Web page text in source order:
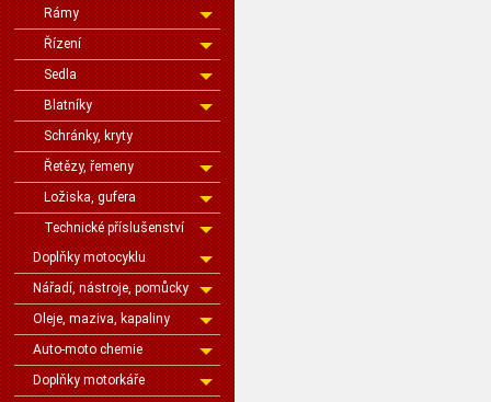
Rámy
Řízení
Sedla
Blatníky
Schránky, kryty
Řetězy, řemeny
Ložiska, gufera
Technické příslušenství
Doplňky motocyklu
Nářadí, nástroje, pomůcky
Oleje, maziva, kapaliny
Auto-moto chemie
Doplňky motorkáře